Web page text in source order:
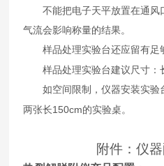
不能把电子天平放置在通风
气流会影响称量的结果。
样品处理实验台还应留有足
样品处理实验台建议尺寸：
如空间限制，仪器安装实验
两张长150cm的实验桌。
附件：仪